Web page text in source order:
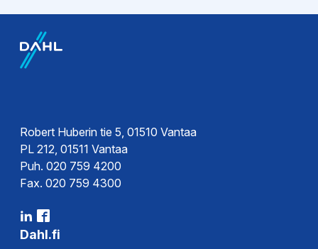
EPD-
ympäristöseloste
Robert Huberin tie 5, 01510 Vantaa
PL 212, 01511 Vantaa
Puh. 020 759 4200
Fax. 020 759 4300
Dahl.fi